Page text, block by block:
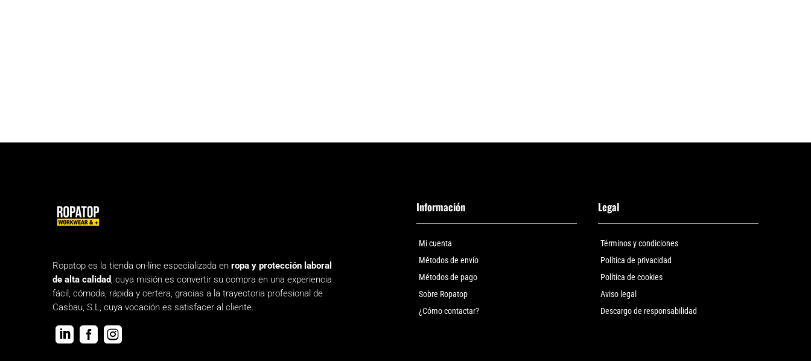
Ropatop es la tienda on-líne especializada en ropa y protección laboral
de alta calidad, cuya misión es convertir su compra en una experiencia
fácil, cómoda, rápida y certera, gracias a la trayectoria profesional de
Casbau, S.L, cuya vocación es satisfacer al cliente.
  
Información
Mi cuenta
Métodos de envío
Métodos de pago
Sobre Ropatop
¿Cómo contactar?
Legal
Términos y condiciones
Política de privacidad
Política de cookies
Aviso legal
Descargo de responsabilidad